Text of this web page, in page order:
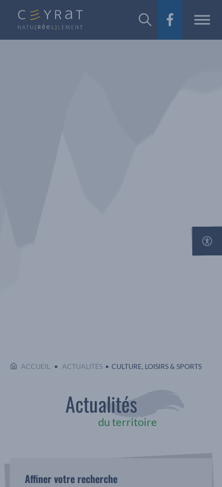
ACCUEIL ACTUALITÉS EN COURS :
CULTURE, LOISIRS & SPORTS
Actualités
du territoire
Affiner votre recherche